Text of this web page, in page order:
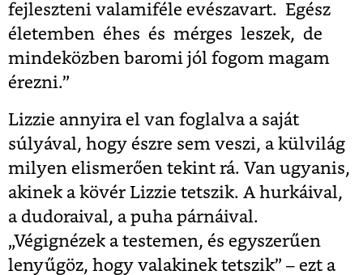
fejleszteni valamiféle evészavart. Egész
életemben éhes és mérges leszek, de
mindeközben baromi jól fogom magam
érezni.”
Lizzie annyira el van foglalva a saját
súlyával, hogy észre sem veszi, a külvilág
milyen elismerően tekint rá. Van ugyanis,
akinek a kövér Lizzie tetszik. A hurkáival,
a dudoraival, a puha párnáival.
„Végignézek a testemen, és egyszerűen
lenyűgöz, hogy valakinek tetszik” – ezt a